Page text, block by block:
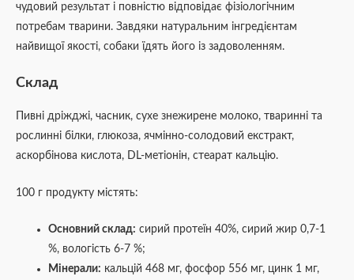
чудовий результат і повністю відповідає фізіологічним
потребам тварини. Завдяки натуральним інгредієнтам
найвищої якості, собаки їдять його із задоволенням.
Склад
Пивні дріжджі, часник, сухе знежирене молоко, тваринні та
рослинні білки, глюкоза, ячмінно-солодовий екстракт,
аскорбінова кислота, DL-метіонін, стеарат кальцію.
100 г продукту містять:
Основний склад: сирий протеїн 40%, сирий жир 0,7-1
%, вологість 6-7 %;
Мінерали: кальцій 468 мг, фосфор 556 мг, цинк 1 мг,